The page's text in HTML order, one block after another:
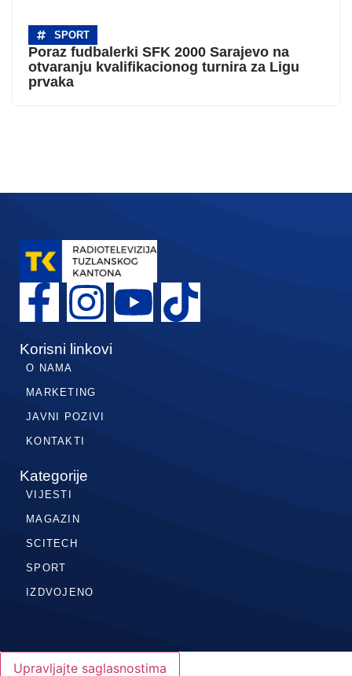
SPORT
Poraz fudbalerki SFK 2000 Sarajevo na
otvaranju kvalifikacionog turnira za Ligu
prvaka
Korisni linkovi
O NAMA
MARKETING
JAVNI POZIVI
KONTAKTI
Kategorije
VIJESTI
MAGAZIN
SCITECH
SPORT
IZDVOJENO
Upravljajte saglasnostima